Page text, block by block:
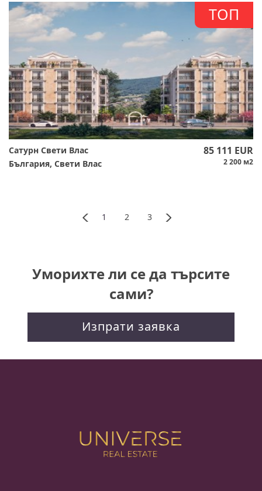
ТОП
Сатурн Свети Влас
България, Свети Влас
85 111 EUR
2 200 м2
Обратно
1 2 3
По-
Уморихте ли се да търсите
сами?
Изпрати заявка